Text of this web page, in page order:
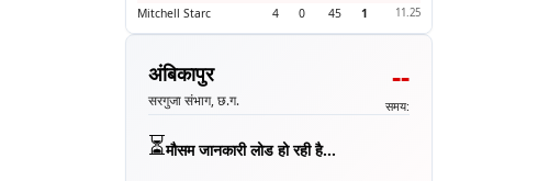
Mitchell Starc 4 0 45 1 11.25
अंबिकापुर
सरगुजा संभाग, छ.ग.
--
समय:
⏳मौसम जानकारी लोड हो रही है...